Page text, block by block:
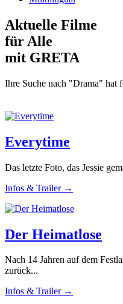
Aktuelle Filme
für Alle
mit GRETA
Ihre Suche nach "Drama" hat
Everytime
Das letzte Foto, das Jessie
Infos & Trailer →
Der Heimatlose
Nach 14 Jahren auf dem
zurück...
Infos & Trailer →